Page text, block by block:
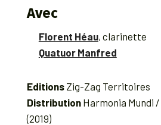
Avec
Florent Héau, clarinette
Quatuor Manfred
EditionsZig-Zag Territoires
DistributionHarmonia Mundi /
(2019)